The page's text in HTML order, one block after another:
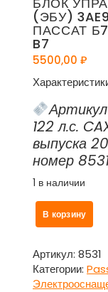
(ЭБУ)
ПАССАТ Б7
B7
5500,00 ₽
122 л.с.
выпуска
номер
1 в наличии
Количество
товара
управления
парктроником
(ЭБУ)
В корзину
Артикул: 8531
Категории: